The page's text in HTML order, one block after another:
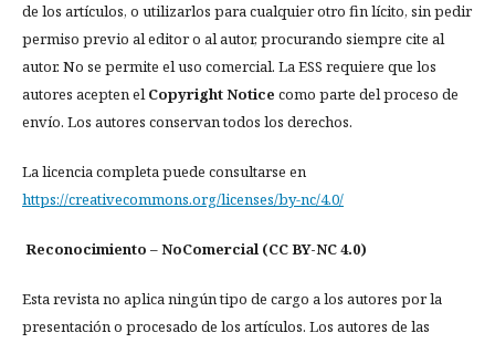
de los artículos, o utilizarlos para cualquier otro fin lícito, sin pedir
permiso previo al editor o al autor, procurando siempre cite al
autor. No se permite el uso comercial. La ESS requiere que los
autores acepten elCopyright Notice como parte del proceso de
envío. Los autores conservan todos los derechos.
La licencia completa puede consultarse en
https://creativecommons.org/licenses/by-nc/4.0/
Reconocimiento – NoComercial (CC BY-NC 4.0)
Esta revista no aplica ningún tipo de cargo a los autores por la
presentación o procesado de los artículos. Los autores de las